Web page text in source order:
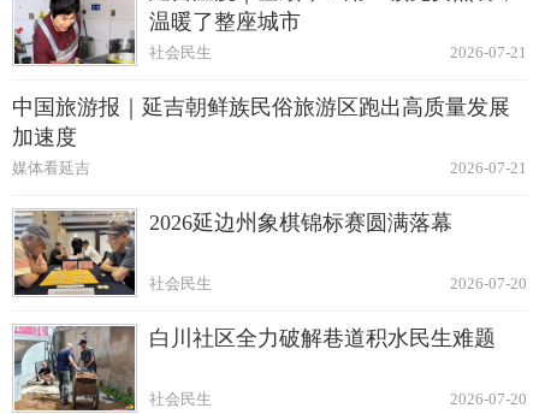
温暖了整座城市
2026-07-21
社会民生
中国旅游报｜延吉朝鲜族民俗旅游区跑出高质量发展
加速度
2026-07-21
媒体看延吉
2026延边州象棋锦标赛圆满落幕
2026-07-20
社会民生
白川社区全力破解巷道积水民生难题
2026-07-20
社会民生